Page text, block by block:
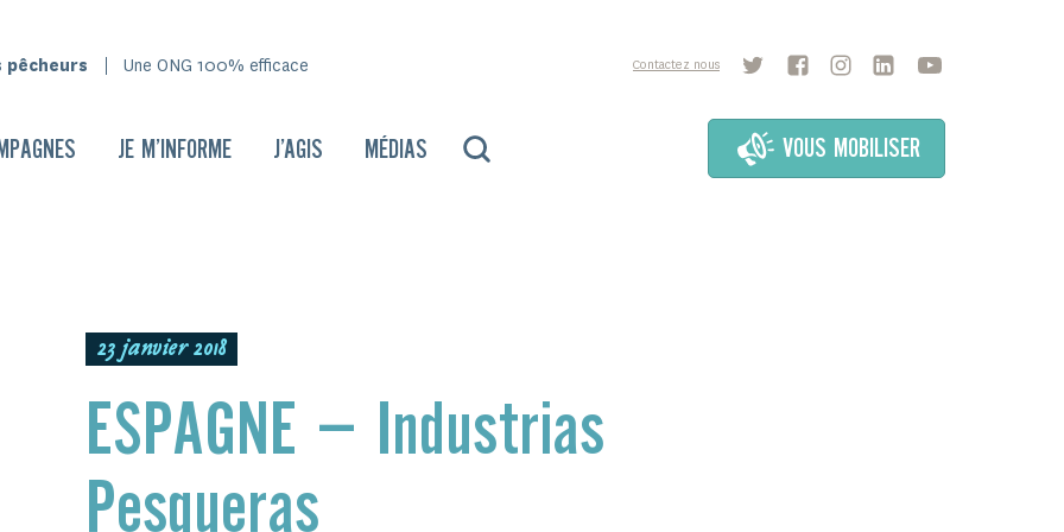
Une ONG 100% efficace Contactez nous
JE M’INFORME J’AGIS MÉDIAS VOUS MOBILISER
23 janvier 2018
ESPAGNE – Industrias
Pesqueras